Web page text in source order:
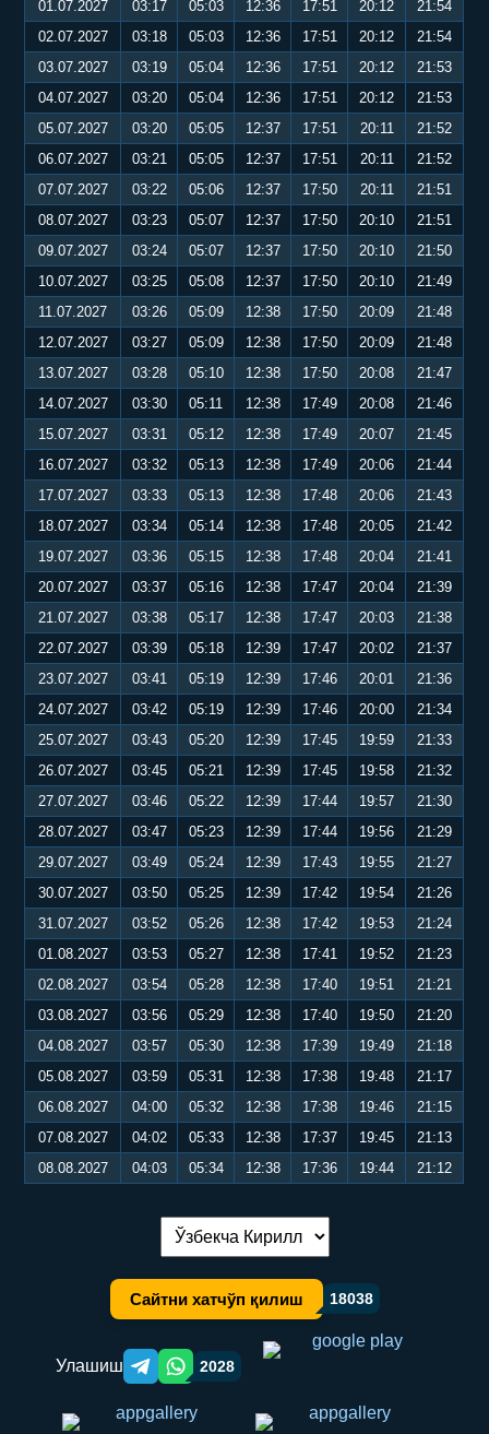
01.07.2027
03:17 05:03 12:36 17:51 20:12
21:54
02.07.2027
03:18 05:03 12:36 17:51 20:12
21:54
03.07.2027
03:19 05:04 12:36 17:51 20:12
21:53
04.07.2027
03:20 05:04 12:36 17:51 20:12
21:53
05.07.2027
03:20 05:05 12:37 17:51 20:11
21:52
06.07.2027
03:21 05:05 12:37 17:51 20:11
21:52
07.07.2027
03:22 05:06 12:37 17:50 20:11
21:51
08.07.2027
03:23 05:07 12:37 17:50 20:10
21:51
09.07.2027
03:24 05:07 12:37 17:50 20:10
21:50
10.07.2027
03:25 05:08 12:37 17:50 20:10
21:49
11.07.2027
03:26 05:09 12:38 17:50 20:09
21:48
12.07.2027
03:27 05:09 12:38 17:50 20:09
21:48
13.07.2027
03:28 05:10 12:38 17:50 20:08
21:47
14.07.2027
03:30 05:11 12:38 17:49 20:08
21:46
15.07.2027
03:31 05:12 12:38 17:49 20:07
21:45
16.07.2027
03:32 05:13 12:38 17:49 20:06
21:44
17.07.2027
03:33 05:13 12:38 17:48 20:06
21:43
18.07.2027
03:34 05:14 12:38 17:48 20:05
21:42
19.07.2027
03:36 05:15 12:38 17:48 20:04
21:41
20.07.2027
03:37 05:16 12:38 17:47 20:04
21:39
21.07.2027
03:38 05:17 12:38 17:47 20:03
21:38
22.07.2027
03:39 05:18 12:39 17:47 20:02
21:37
23.07.2027
03:41 05:19 12:39 17:46 20:01
21:36
24.07.2027
03:42 05:19 12:39 17:46 20:00
21:34
25.07.2027
03:43 05:20 12:39 17:45 19:59
21:33
26.07.2027
03:45 05:21 12:39 17:45 19:58
21:32
27.07.2027
03:46 05:22 12:39 17:44 19:57
21:30
28.07.2027
03:47 05:23 12:39 17:44 19:56
21:29
29.07.2027
03:49 05:24 12:39 17:43 19:55
21:27
30.07.2027
03:50 05:25 12:39 17:42 19:54
21:26
31.07.2027
03:52 05:26 12:38 17:42 19:53
21:24
01.08.2027
03:53 05:27 12:38 17:41 19:52
21:23
02.08.2027
03:54 05:28 12:38 17:40 19:51
21:21
03.08.2027
03:56 05:29 12:38 17:40 19:50
21:20
04.08.2027
03:57 05:30 12:38 17:39 19:49
21:18
05.08.2027
03:59 05:31 12:38 17:38 19:48
21:17
06.08.2027
04:00 05:32 12:38 17:38 19:46
21:15
07.08.2027
04:02 05:33 12:38 17:37 19:45
21:13
08.08.2027
04:03 05:34 12:38 17:36 19:44 21:12
Тилни алмаштириш:
Сайтни хатчўп қилиш 18038
Улашиш Telegram orqali ulashish
WhatsApp orqali ulashish
2028